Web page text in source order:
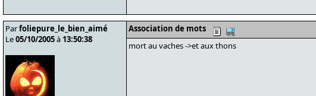
Parfoliepure_le_bien_aimé
Le05/10/2005à 13:50:38
Association de mots
mort au vaches ->et aux thons